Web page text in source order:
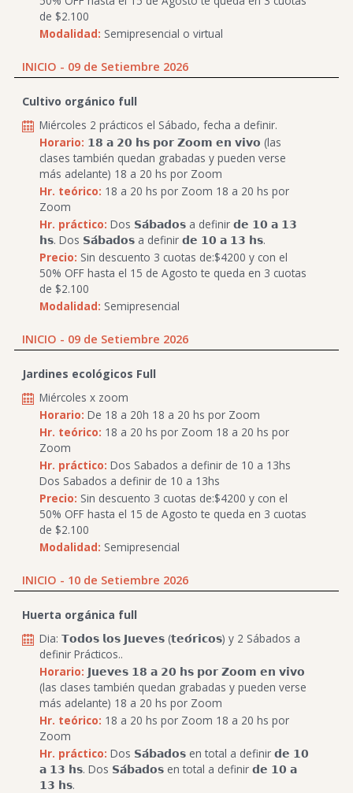
de $2.100
Modalidad: Semipresencial o virtual
INICIO - 09 de Setiembre 2026
Cultivo orgánico full
Miércoles 2 prácticos el Sábado, fecha a definir.
Horario: 𝟭𝟴 𝗮 𝟮𝟬 𝗵𝘀 𝗽𝗼𝗿 𝗭𝗼𝗼𝗺 𝗲𝗻 𝘃𝗶𝘃𝗼 (las
clases también quedan grabadas y pueden verse
más adelante) 18 a 20 hs por Zoom
Hr. teórico: 18 a 20 hs por Zoom 18 a 20 hs por
Zoom
Hr. práctico: Dos 𝗦𝗮́𝗯𝗮𝗱𝗼𝘀 a definir 𝗱𝗲 𝟭𝟬 𝗮 𝟭𝟯
𝗵𝘀. Dos 𝗦𝗮́𝗯𝗮𝗱𝗼𝘀 a definir 𝗱𝗲 𝟭𝟬 𝗮 𝟭𝟯 𝗵𝘀.
Precio: Sin descuento 3 cuotas de:$4200 y con el
50% OFF hasta el 15 de Agosto te queda en 3 cuotas
de $2.100
Modalidad: Semipresencial
INICIO - 09 de Setiembre 2026
Jardines ecológicos Full
Miércoles x zoom
Horario: De 18 a 20h 18 a 20 hs por Zoom
Hr. teórico: 18 a 20 hs por Zoom 18 a 20 hs por
Zoom
Hr. práctico: Dos Sabados a definir de 10 a 13hs
Dos Sabados a definir de 10 a 13hs
Precio: Sin descuento 3 cuotas de:$4200 y con el
50% OFF hasta el 15 de Agosto te queda en 3 cuotas
de $2.100
Modalidad: Semipresencial
INICIO - 10 de Setiembre 2026
Huerta orgánica full
Dia: 𝗧𝗼𝗱𝗼𝘀 𝗹𝗼𝘀 𝗝𝘂𝗲𝘃𝗲𝘀 (𝘁𝗲𝗼́𝗿𝗶𝗰𝗼𝘀) y 2 Sábados a
definir Prácticos..
Horario: 𝗝𝘂𝗲𝘃𝗲𝘀 𝟭𝟴 𝗮 𝟮𝟬 𝗵𝘀 𝗽𝗼𝗿 𝗭𝗼𝗼𝗺 𝗲𝗻 𝘃𝗶𝘃𝗼
(las clases también quedan grabadas y pueden verse
más adelante) 18 a 20 hs por Zoom
Hr. teórico: 18 a 20 hs por Zoom 18 a 20 hs por
Zoom
Hr. práctico: Dos 𝗦𝗮́𝗯𝗮𝗱𝗼𝘀 en total a definir 𝗱𝗲 𝟭𝟬
𝗮 𝟭𝟯 𝗵𝘀. Dos 𝗦𝗮́𝗯𝗮𝗱𝗼𝘀 en total a definir 𝗱𝗲 𝟭𝟬 𝗮
𝟭𝟯 𝗵𝘀.